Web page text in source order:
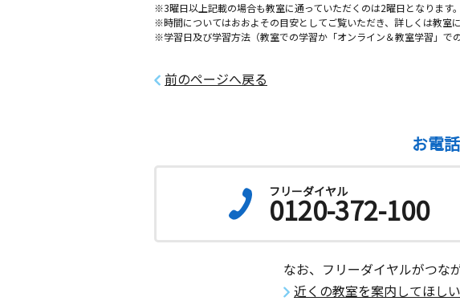
※3曜日以上記載の場合も教室に通っていただくのは2曜日となります。
※時間についてはおおよその目安としてご覧いただき、詳しくは教室
※学習日及び学習方法（教室での学習か「オンライン＆教室学習」で
前のページへ戻る
お電
フリーダイヤル
0120-372-100
なお、フリーダイヤルがつな
近くの教室を案内してほしい